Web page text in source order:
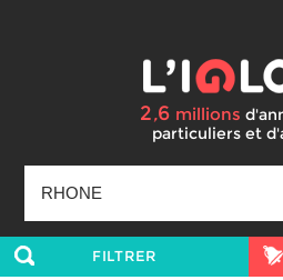
2,6 millions
particuliers et
FILTRER